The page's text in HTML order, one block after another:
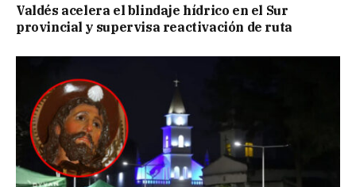
Valdés acelera el blindaje hídrico en el Sur
provincial y supervisa reactivación de ruta